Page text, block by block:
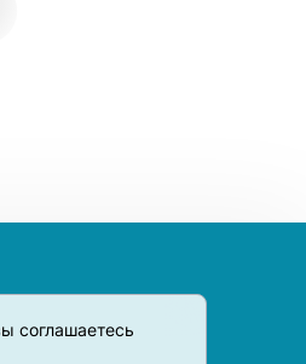
соглашаетесь